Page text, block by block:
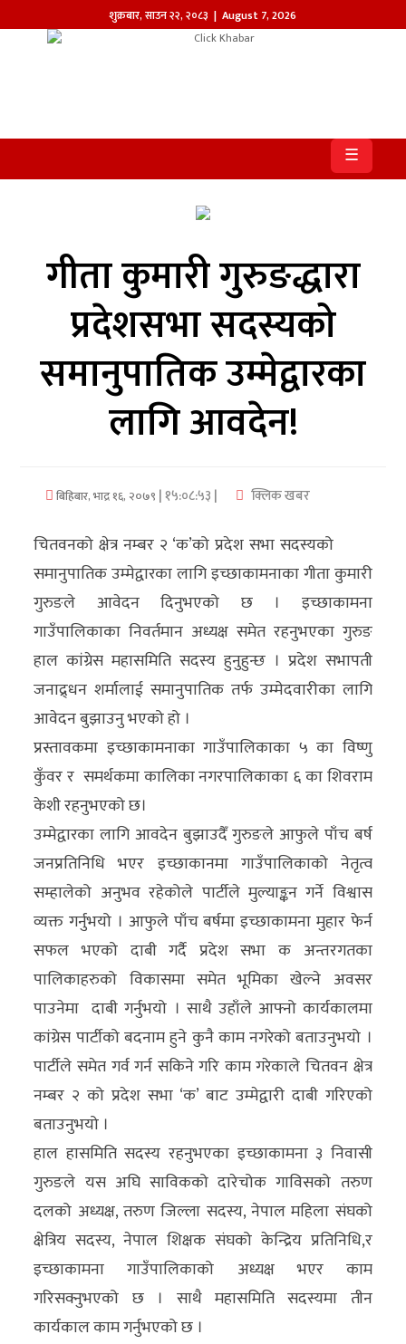
शुक्रबार,साउन२२,२०८३ | August 7, 2026
पत्रिका
सम्पादकीय
राजनीति
विज्ञान
प्रविधि
अन्तरर्वार्ता
विचार/
ब्लग
खेलकुद
रोचक
अन्य
क्लिक
खबर
विशेष
राशिफल
फोटो
ग्यालरी
भिडियो
☰
गीता कुमारी गुरुङद्धारा
प्रदेशसभा सदस्यको
समानुपातिक उम्मेद्वारका
लागि आवदेन!
बिहिबार, भाद्र १६, २०७९ | १५:०८:५३ | क्लिक खबर
चितवनको क्षेत्र नम्बर २ ‘क’को प्रदेश सभा सदस्यको
समानुपातिक उम्मेद्वारका लागि इच्छाकामनाका गीता कुमारी
गुरुङले आवेदन दिनुभएको छ । इच्छाकामना
गाउँपालिकाका निवर्तमान अध्यक्ष समेत रहनुभएका गुरुङ
हाल कांग्रेस महासमिति सदस्य हुनुहुन्छ । प्रदेश सभापती
जनाद्र्धन शर्मालाई समानुपातिक तर्फ उम्मेदवारीका लागि
आवेदन बुझाउनु भएको हो ।
प्रस्तावकमा इच्छाकामनाका गाउँपालिकाका ५ का विष्णु
कुँवर र समर्थकमा कालिका नगरपालिकाका ६ का शिवराम
केशी रहनुभएको छ।
उम्मेद्वारका लागि आवदेन बुझाउदैँ गुरुङले आफुले पाँच बर्ष
जनप्रतिनिधि भएर इच्छाकानमा गाउँपालिकाको नेतृत्व
सम्हालेको अनुभव रहेकोले पार्टीले मुल्याङ्कन गर्ने विश्वास
व्यक्त गर्नुभयो । आफुले पाँच बर्षमा इच्छाकामना मुहार फेर्न
सफल भएको दाबी गर्दै प्रदेश सभा क अन्तरगतका
पालिकाहरुको विकासमा समेत भूमिका खेल्ने अवसर
पाउनेमा दाबी गर्नुभयो । साथै उहाँले आफ्नो कार्यकालमा
कांग्रेस पार्टीको बदनाम हुने कुनै काम नगरेको बताउनुभयो ।
पार्टीले समेत गर्व गर्न सकिने गरि काम गरेकाले चितवन क्षेत्र
नम्बर २ को प्रदेश सभा ‘क’ बाट उम्मेद्वारी दाबी गरिएको
बताउनुभयो ।
हाल हासमिति सदस्य रहनुभएका इच्छाकामना ३ निवासी
गुरुङले यस अघि साविकको दारेचोक गाविसको तरुण
दलको अध्यक्ष, तरुण जिल्ला सदस्य, नेपाल महिला संघको
क्षेत्रिय सदस्य, नेपाल शिक्षक संघको केन्द्रिय प्रतिनिधि,र
इच्छाकामना गाउँपालिकाको अध्यक्ष भएर काम
गरिसक्नुभएको छ । साथै महासमिति सदस्यमा तीन
कार्यकाल काम गर्नुभएको छ ।